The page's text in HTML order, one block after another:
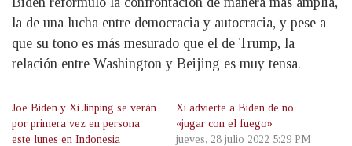
la de una lucha entre democracia y autocracia, y pese a
que su tono es más mesurado que el de Trump, la
relación entre Washington y Beijing es muy tensa.
Joe Biden y Xi Jinping se verán
por primera vez en persona
este lunes en Indonesia
Xi advierte a Biden de no
«jugar con el fuego»
jueves, 28 julio 2022 5:29 PM